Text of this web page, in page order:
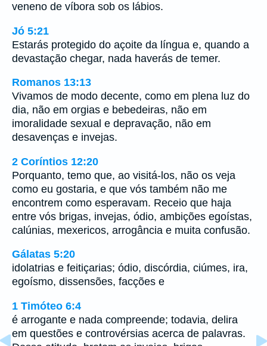
veneno de víbora sob os lábios.
Jó 5:21
Estarás protegido do açoite da língua e, quando a
devastação chegar, nada haverás de temer.
Romanos 13:13
Vivamos de modo decente, como em plena luz do
dia, não em orgias e bebedeiras, não em
imoralidade sexual e depravação, não em
desavenças e invejas.
2 Coríntios 12:20
Porquanto, temo que, ao visitá-los, não os veja
como eu gostaria, e que vós também não me
encontrem como esperavam. Receio que haja
entre vós brigas, invejas, ódio, ambições egoístas,
calúnias, mexericos, arrogância e muita confusão.
Gálatas 5:20
idolatrias e feitiçarias; ódio, discórdia, ciúmes, ira,
egoísmo, dissensões, facções e
1 Timóteo 6:4
é arrogante e nada compreende; todavia, delira
em questões e controvérsias acerca de palavras.